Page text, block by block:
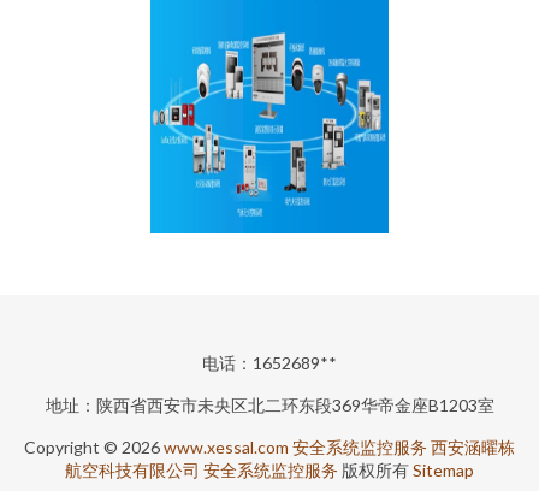
电话：1652689**
地址：陕西省西安市未央区北二环东段369华帝金座B1203室
Copyright © 2026www.xessal.com 安全系统监控服务 西安涵曜栋
航空科技有限公司 安全系统监控服务 版权所有Sitemap